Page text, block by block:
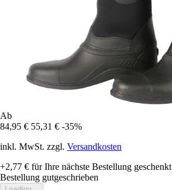
Ab
84,95 € 55,31 € -35%
inkl. MwSt. zzgl. Versandkosten
+2,77 € für Ihre nächste Bestellung geschenkt
Bestellung gutgeschrieben